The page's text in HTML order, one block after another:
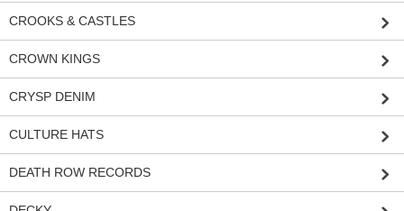
CROOKS & CASTLES
CROWN KINGS
CRYSP DENIM
CULTURE HATS
DEATH ROW RECORDS